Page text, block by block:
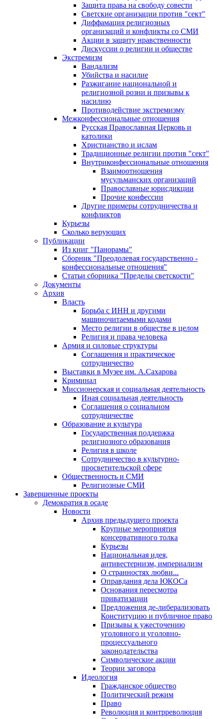
Защита права на свободу совести
Светские организации против "сект"
Диффамация религиозных
организаций и конфликты со СМИ
Акции в защиту нравственности
Дискуссии о религии и обществе
Экстремизм
Вандализм
Убийства и насилие
Разжигание национальной и
религиозной розни и призывы к
насилию
Противодействие экстремизму
Межконфессиональные отношения
Русская Православная Церковь и
католики
Христианство и ислам
Традиционные религии против "сект"
Внутриконфессиональные отношения
Взаимоотношения
мусульманских организаций
Православные юрисдикции
Прочие конфессии
Другие примеры сотрудничества и
конфликтов
Курьезы
Сколько верующих
Публикации
Из книг "Панорамы"
Сборник "Преодолевая государственно -
конфессиональные отношения"
Статьи сборника "Пределы светскости"
Документы
Архив
Власть
Борьба с ИНН и другими
машиночитаемыми кодами
Место религии в обществе в целом
Религия и права человека
Армия и силовые структуры
Соглашения и практическое
сотрудничество
Выставки в Музее им. А.Сахарова
Криминал
Миссионерская и социальная деятельность
Иная социальная деятельность
Соглашения о социальном
сотрудничестве
Образование и культура
Государственная поддержка
религиозного образования
Религия в школе
Сотрудничество в культурно-
просветительской сфере
Общественность и СМИ
Религиозные СМИ
Завершенные проекты
Демократия в осаде
Новости
Архив предыдущего проекта
Крупные мероприятия
консервативного толка
Курьезы
Национальная идея,
антивестернизм, империализм
О странностях любви...
Оправдания дела ЮКОСа
Основания пересмотра
приватизации
Предложения де-либерализовать
Конституцию и публичное право
Призывы к ужесточению
уголовного и уголовно-
процессуального
законодательства
Символические акции
Теории заговора
Идеология
Гражданское общество
Политический режим
Право
Революция и контрреволюция